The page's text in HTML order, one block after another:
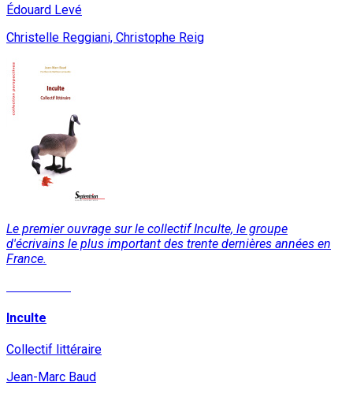
Édouard Levé
Christelle Reggiani, Christophe Reig
Le premier ouvrage sur le collectif Inculte, le groupe
d'écrivains le plus important des trente dernières années en
France.
Inculte
Collectif littéraire
Jean-Marc Baud